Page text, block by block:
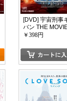
[DVD] 宇宙刑事
バン THE
￥398円